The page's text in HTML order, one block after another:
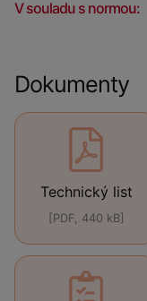
V souladu s normou:
Dokumenty
Technický list
[PDF, 440 kB]